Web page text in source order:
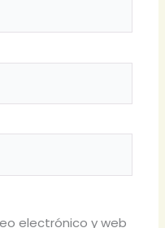
electrónico y web